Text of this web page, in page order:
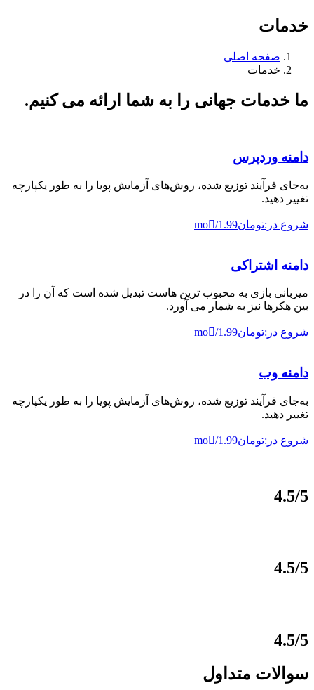
خدمات
صفحه اصلی
خدمات
ما خدمات جهانی را به شما ارائه می کنیم.
دامنه وردپرس
به‌جای فرآیند توزیع شده، روش‌های آزمایش پویا را به طور یکپارچه
تغییر دهید.
شروع در:تومان1.99/mo
دامنه اشتراکی
میزبانی بازی به محبوب ترین هاست تبدیل شده است که آن را در
بین هکرها نیز به شمار می آورد.
شروع در:تومان1.99/mo
دامنه وب
به‌جای فرآیند توزیع شده، روش‌های آزمایش پویا را به طور یکپارچه
تغییر دهید.
شروع در:تومان1.99/mo
4.5/5
4.5/5
4.5/5
سوالات متداول